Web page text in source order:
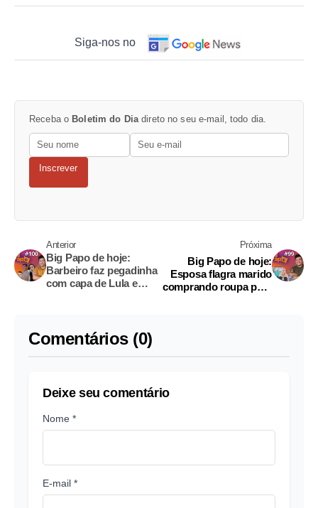
Siga-nos no
Receba o Boletim do Diadireto no seu e-mail, todo dia.
Inscrever
Anterior
Big Papo de hoje:
Barbeiro faz pegadinha
com capa de Lula e
Próxima
Big Papo de hoje:
Esposa flagra marido
comprando roupa para
Comentários (0)
Deixe seu comentário
Nome *
E-mail *